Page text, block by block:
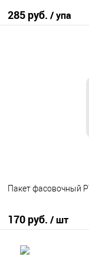
285 руб. / упа
Пакет фасовочный
170 руб. / шт